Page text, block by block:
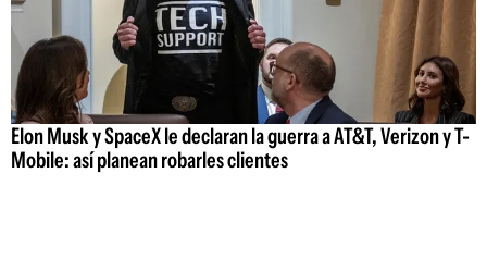
Elon Musk y SpaceX le declaran la guerra a AT&T, Verizon y T-
Mobile: así planean robarles clientes